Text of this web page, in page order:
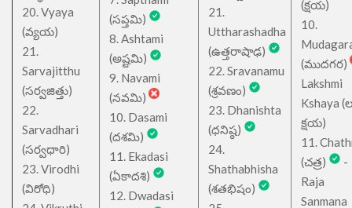
20. Vyaya
(వ్యయ)
21.
Sarvajitthu
(సర్వజిత్తు)
22.
Sarvadhari
(సర్వధారి)
23. Virodhi
(విరోధి)
(సప్తమి)
8. Ashtami
(అష్టమి)
9. Navami
(నవమి)
10. Dasami
(దశమి)
11. Ekadasi
(ఏకాదశి)
12. Dwadasi
21.
Uttharashadha
(ఉత్తరాషాఢ)
22. Sravanamu
(శ్రవణం)
23. Dhanishta
(ధనిష్ఠ)
24.
Shathabhisha
(శతభిషం)
(క్షయ)
10.
(ముదగర)
Lakshmi
Kshaya
క్షయ)
11.
(చత్ర)
-
Raja
Sanmana